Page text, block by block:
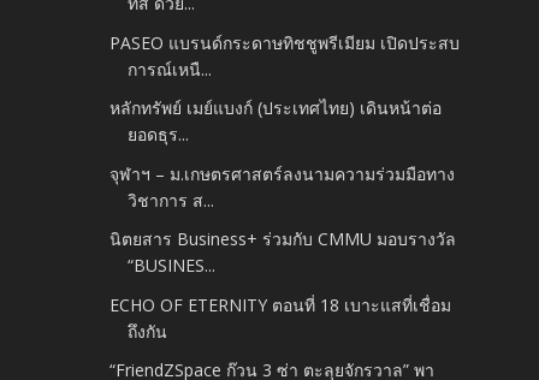
PASEO แบรนด์กระดาษทิชชูพรีเมียม เปิดประสบ
การณ์เหนื...
หลักทรัพย์ เมย์แบงก์ (ประเทศไทย) เดินหน้าต่อ
ยอดธุร...
จุฬาฯ – ม.เกษตรศาสตร์ลงนามความร่วมมือทาง
วิชาการ ส...
นิตยสาร Business+ ร่วมกับ CMMU มอบรางวัล
“BUSINES...
ECHO OF ETERNITY ตอนที่ 18 เบาะแสที่เชื่อม
ถึงกัน
“FriendZSpace ก๊วน 3 ซ่า ตะลุยจักรวาล” พา